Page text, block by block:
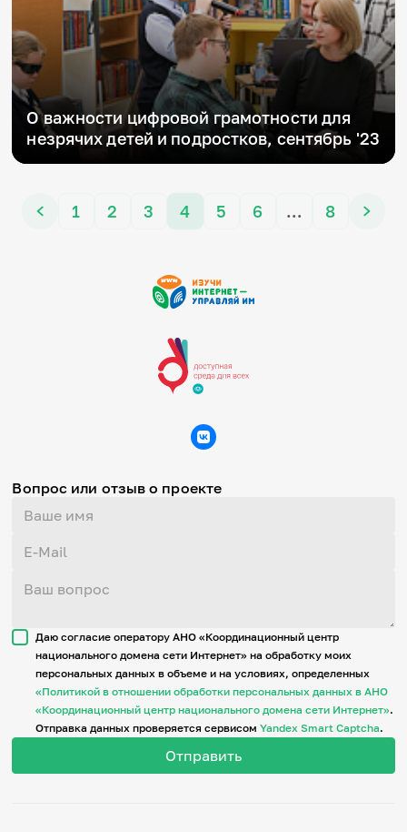
О важности цифровой грамотности для
незрячих детей и подростков, сентябрь '23
1 2 3 4 5 6 … 8
Вопрос или отзыв о проекте
Даю согласие оператору АНО «Координационный центр
национального домена сети Интернет» на обработку моих
персональных данных в объеме и на условиях, определенных
«Политикой в отношении обработки персональных данных в АНО
«Координационный центр национального домена сети Интернет».
Отправка данных проверяется сервисомYandex Smart Captcha.